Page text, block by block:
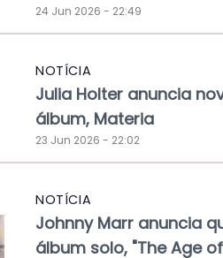
24 Jun 2026 - 22:49
NOTÍCIA
Julia Holter anuncia
álbum, Materia
23 Jun 2026 - 22:02
NOTÍCIA
Johnny Marr anuncia
álbum solo, "The Age of